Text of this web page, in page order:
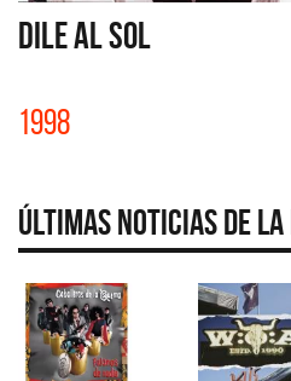
DILE AL SOL
1998
Últimas Noticias de la